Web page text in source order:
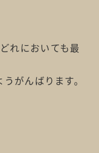
れにおいても最
がんばります。